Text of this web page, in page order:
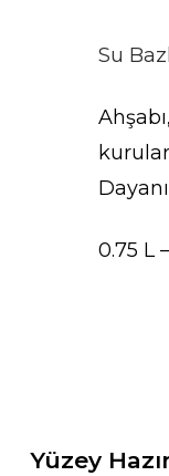
Su
0.75 L
Yüzey